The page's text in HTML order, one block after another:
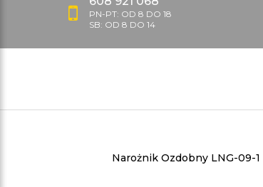
PN-PT: OD 8 DO 18
SB: OD 8 DO 14
Narożnik Ozdobny LNG-09-1